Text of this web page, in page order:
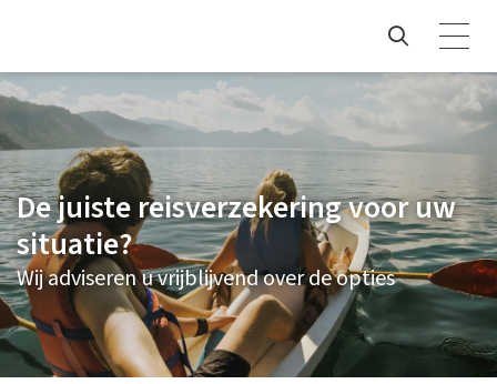
De juiste reisverzekering voor uw
situatie?
Wij adviseren u vrijblijvend over de opties